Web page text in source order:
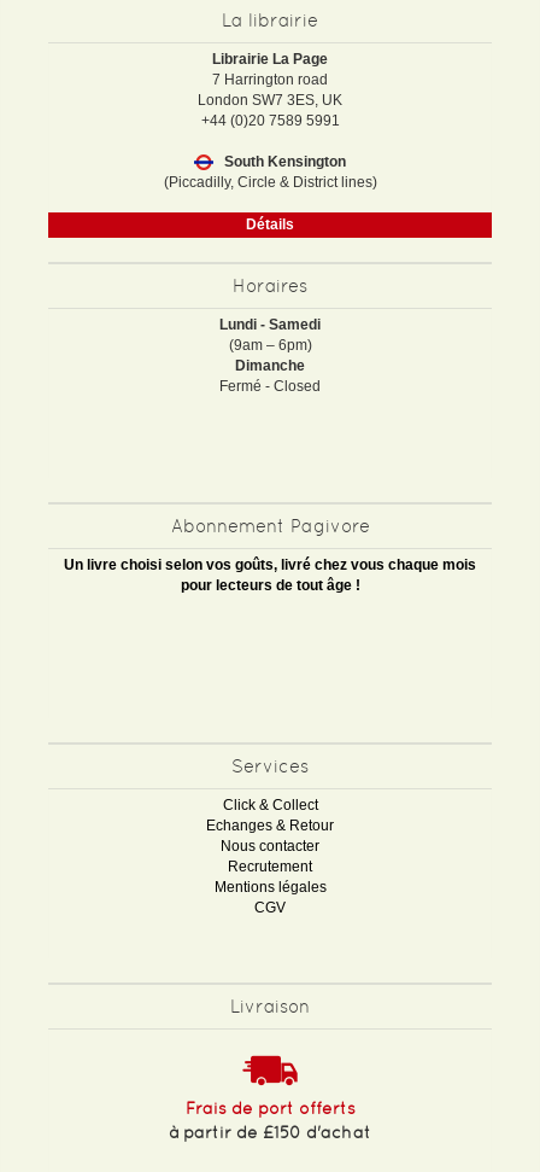
La librairie
Librairie La Page
7 Harrington road
London SW7 3ES, UK
+44 (0)20 7589 5991
South Kensington
(Piccadilly, Circle & District lines)
Détails
Horaires
Lundi - Samedi
(9am – 6pm)
Dimanche
Fermé - Closed
Abonnement Pagivore
Un livre choisi selon vos goûts, livré chez vous chaque mois
pour lecteurs de tout âge !
Services
Click & Collect
Echanges & Retour
Nous contacter
Recrutement
Mentions légales
CGV
Livraison
Frais de port offerts
à partir de £150 d'achat